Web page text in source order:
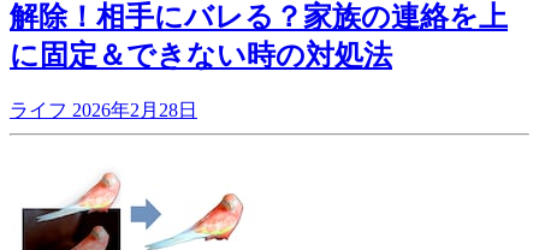
解除！相手にバレる？家族の連絡を上
に固定＆できない時の対処法
ライフ 2026年2月28日